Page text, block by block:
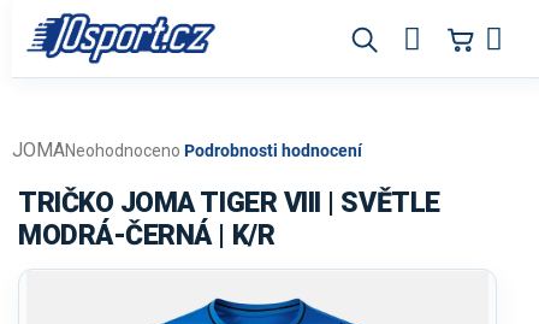
obsah
Průměrné
produktu
je
0,0
Neohodnoceno Podrobnosti hodnocení
JOMA
TRIČKO JOMA TIGER VIII | SVĚTLE
MODRÁ-ČERNÁ | K/R